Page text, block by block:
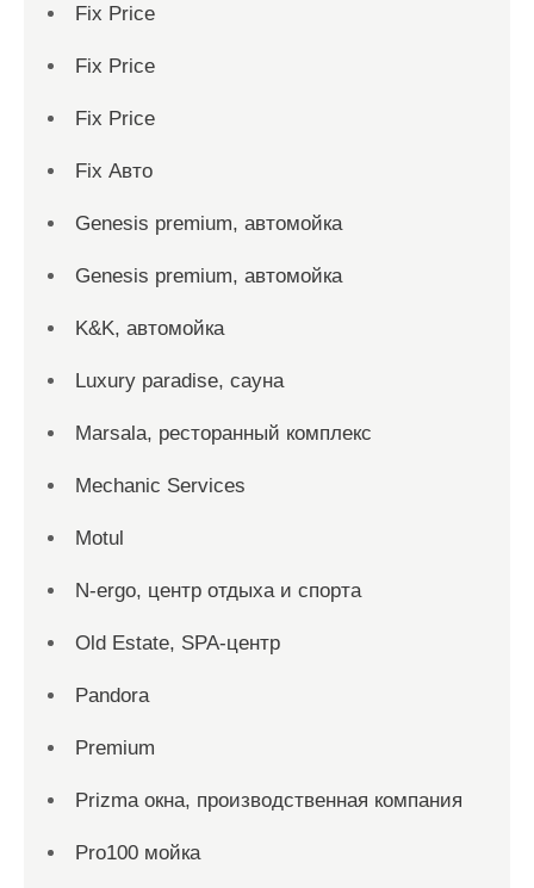
Fix Price
Fix Price
Fix Price
Fix Авто
Genesis premium, автомойка
Genesis premium, автомойка
K&K, автомойка
Luxury paradise, сауна
Marsala, ресторанный комплекс
Mechanic Services
Motul
N-ergo, центр отдыха и спорта
Old Estate, SPA-центр
Pandora
Premium
Prizma окна, производственная компания
Pro100 мойка